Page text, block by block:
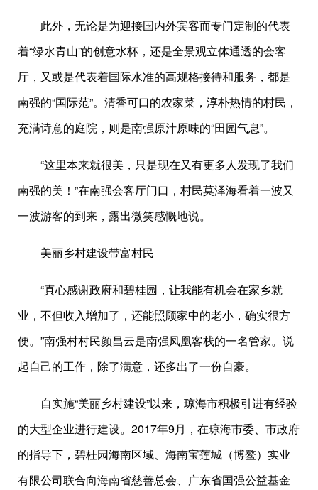
此外，无论是为迎接国内外宾客而专门定制的代表
着“绿水青山”的创意水杯，还是全景观立体通透的会客
厅，又或是代表着国际水准的高规格接待和服务，都是
南强的“国际范”。清香可口的农家菜，淳朴热情的村民，
充满诗意的庭院，则是南强原汁原味的“田园气息”。
“这里本来就很美，只是现在又有更多人发现了我们
南强的美！”在南强会客厅门口，村民莫泽海看着一波又
一波游客的到来，露出微笑感慨地说。
美丽乡村建设带富村民
“真心感谢政府和碧桂园，让我能有机会在家乡就
业，不但收入增加了，还能照顾家中的老小，确实很方
便。”南强村村民颜昌云是南强凤凰客栈的一名管家。说
起自己的工作，除了满意，还多出了一份自豪。
自实施“美丽乡村建设”以来，琼海市积极引进有经验
的大型企业进行建设。2017年9月，在琼海市委、市政府
的指导下，碧桂园海南区域、海南宝莲城（博鳌）实业
有限公司联合向海南省慈善总会、广东省国强公益基金